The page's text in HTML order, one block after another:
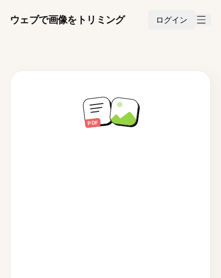
ウェブで画像をトリミング ログイン